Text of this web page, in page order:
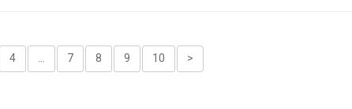
4 ... 7 8 9 10 >